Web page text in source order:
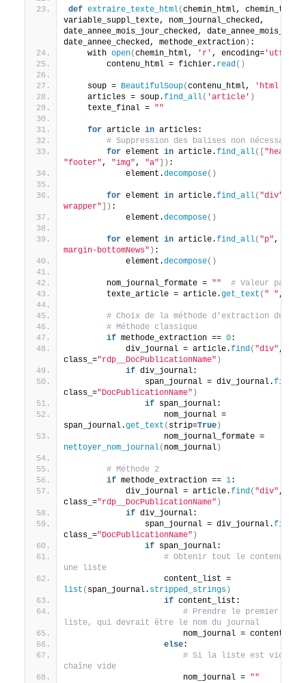
def extraire_texte_html(chemin_html, chemin_txt,
variable_suppl_texte, nom_journal_checked,
date_annee_mois_jour_checked,
date_annee_checked, methode_extraction) :
    with
open(chemin_html, 'r' , encoding='utf-8'
        contenu_html = fichier.
read()
    soup =
BeautifulSoup(contenu_html,
    articles = soup.
find_all( 'article' )
    texte_final =
""
for article in articles:
# Suppression des balises non nécessaires
for element in article.find_all(["head"
"footer", "img", "a"]) :
            element.
decompose()
for element in article.find_all( "div"
wrapper"]) :
            element.
decompose()
for element in article.find_all( "p",
margin-bottomNews" ) :
            element.
decompose()
        nom_journal_formate =
""
# Valeur par
        texte_article = article.
get_text ( " ",
# Choix de la méthode d'extraction du
# Méthode classique
if methode_extraction == 0:
            div_journal = article.
find( "div",
class_="rdp__DocPublicationName" )
if div_journal:
                span_journal = div_journal.
find
class_="DocPublicationName" )
if span_journal:
                    nom_journal =
span_journal.get_text ( strip=True)
                    nom_journal_formate =
nettoyer_nom_journal( nom_journal)
# Méthode 2
if methode_extraction == 1:
            div_journal = article.
find( "div",
class_="rdp__DocPublicationName" )
if div_journal:
                span_journal = div_journal.
find
class_="DocPublicationName" )
if span_journal:
# Obtenir tout le contenu du
une liste
                    content_list =
list ( span_journal. stripped_strings)
if content_list:
# Prendre le premier
liste, qui devrait être le nom du journal
nom_journal =
else:
# Si la liste est vide,
chaîne vide
                        nom_journal =
""